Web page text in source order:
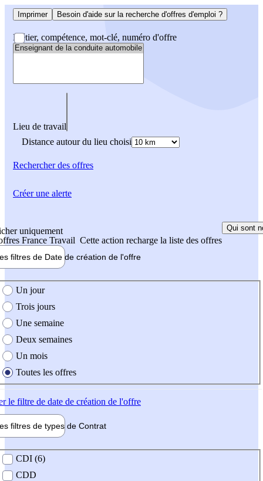
Imprimer Besoin d'aide sur la recherche d'offres d'emploi ?
Métier, compétence, mot-clé, numéro d'offre
Lieu de travail
Distance autour du lieu choisi
Rechercherdes offres
uniquement
France Travail Cette action recharge la liste des offres
Qui sont
filtres de Date de création de l'offre
création de l'offre
Un jour
Trois jours
Une semaine
Deux semaines
Un mois
Toutes les offres
le filtre de date de création de l'offre
filtres de types de Contrat
contrat
CDI (6)
CDD
Créer une alerte